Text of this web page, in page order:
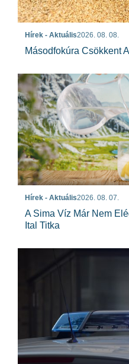
Hírek - Aktuális2026. 08. 08.
Másodfokúra Csökkent
Hírek - Aktuális2026. 08. 07.
A Sima Víz Már Nem
Ital Titka